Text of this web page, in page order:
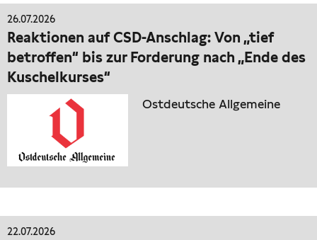
26.07.2026
Reaktionen auf CSD-Anschlag: Von „tief
betroffen“ bis zur Forderung nach „Ende des
Kuschelkurses“
Ostdeutsche Allgemeine
22.07.2026